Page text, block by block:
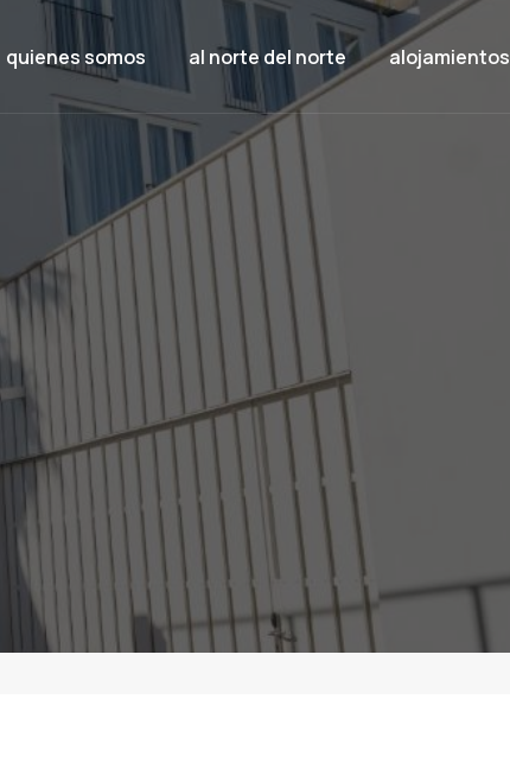
quienes somos al norte del norte alojamientos